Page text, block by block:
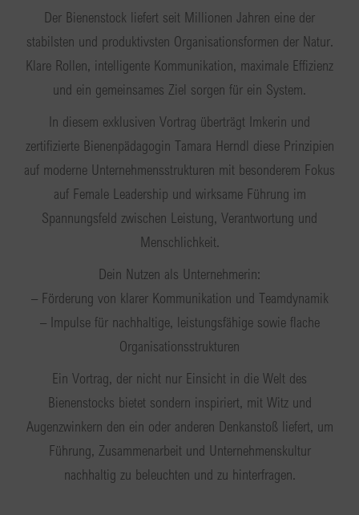
Der Bienenstock liefert seit Millionen Jahren eine der
stabilsten und produktivsten Organisationsformen der Natur.
Klare Rollen, intelligente Kommunikation, maximale Effizienz
und ein gemeinsames Ziel sorgen für ein System.
In diesem exklusiven Vortrag überträgt Imkerin und
zertifizierte Bienenpädagogin Tamara Herndl diese Prinzipien
auf moderne Unternehmensstrukturen mit besonderem Fokus
auf Female Leadership und wirksame Führung im
Spannungsfeld zwischen Leistung, Verantwortung und
Menschlichkeit.
Dein Nutzen als Unternehmerin:
– Förderung von klarer Kommunikation und Teamdynamik
– Impulse für nachhaltige, leistungsfähige sowie flache
Organisationsstrukturen
Ein Vortrag, der nicht nur Einsicht in die Welt des
Bienenstocks bietet sondern inspiriert, mit Witz und
Augenzwinkern den ein oder anderen Denkanstoß liefert, um
Führung, Zusammenarbeit und Unternehmenskultur
nachhaltig zu beleuchten und zu hinterfragen.